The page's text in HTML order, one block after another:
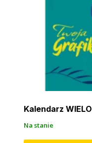
Kalendarz
Na stanie